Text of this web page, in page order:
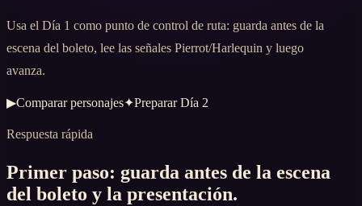
Usa el Día 1 como punto de control de ruta: guarda antes de la
escena del boleto, lee las señales Pierrot/Harlequin y luego
avanza.
▶Comparar personajes✦Preparar Día 2
Respuesta rápida
Primer paso: guarda antes de la escena
del boleto y la presentación.